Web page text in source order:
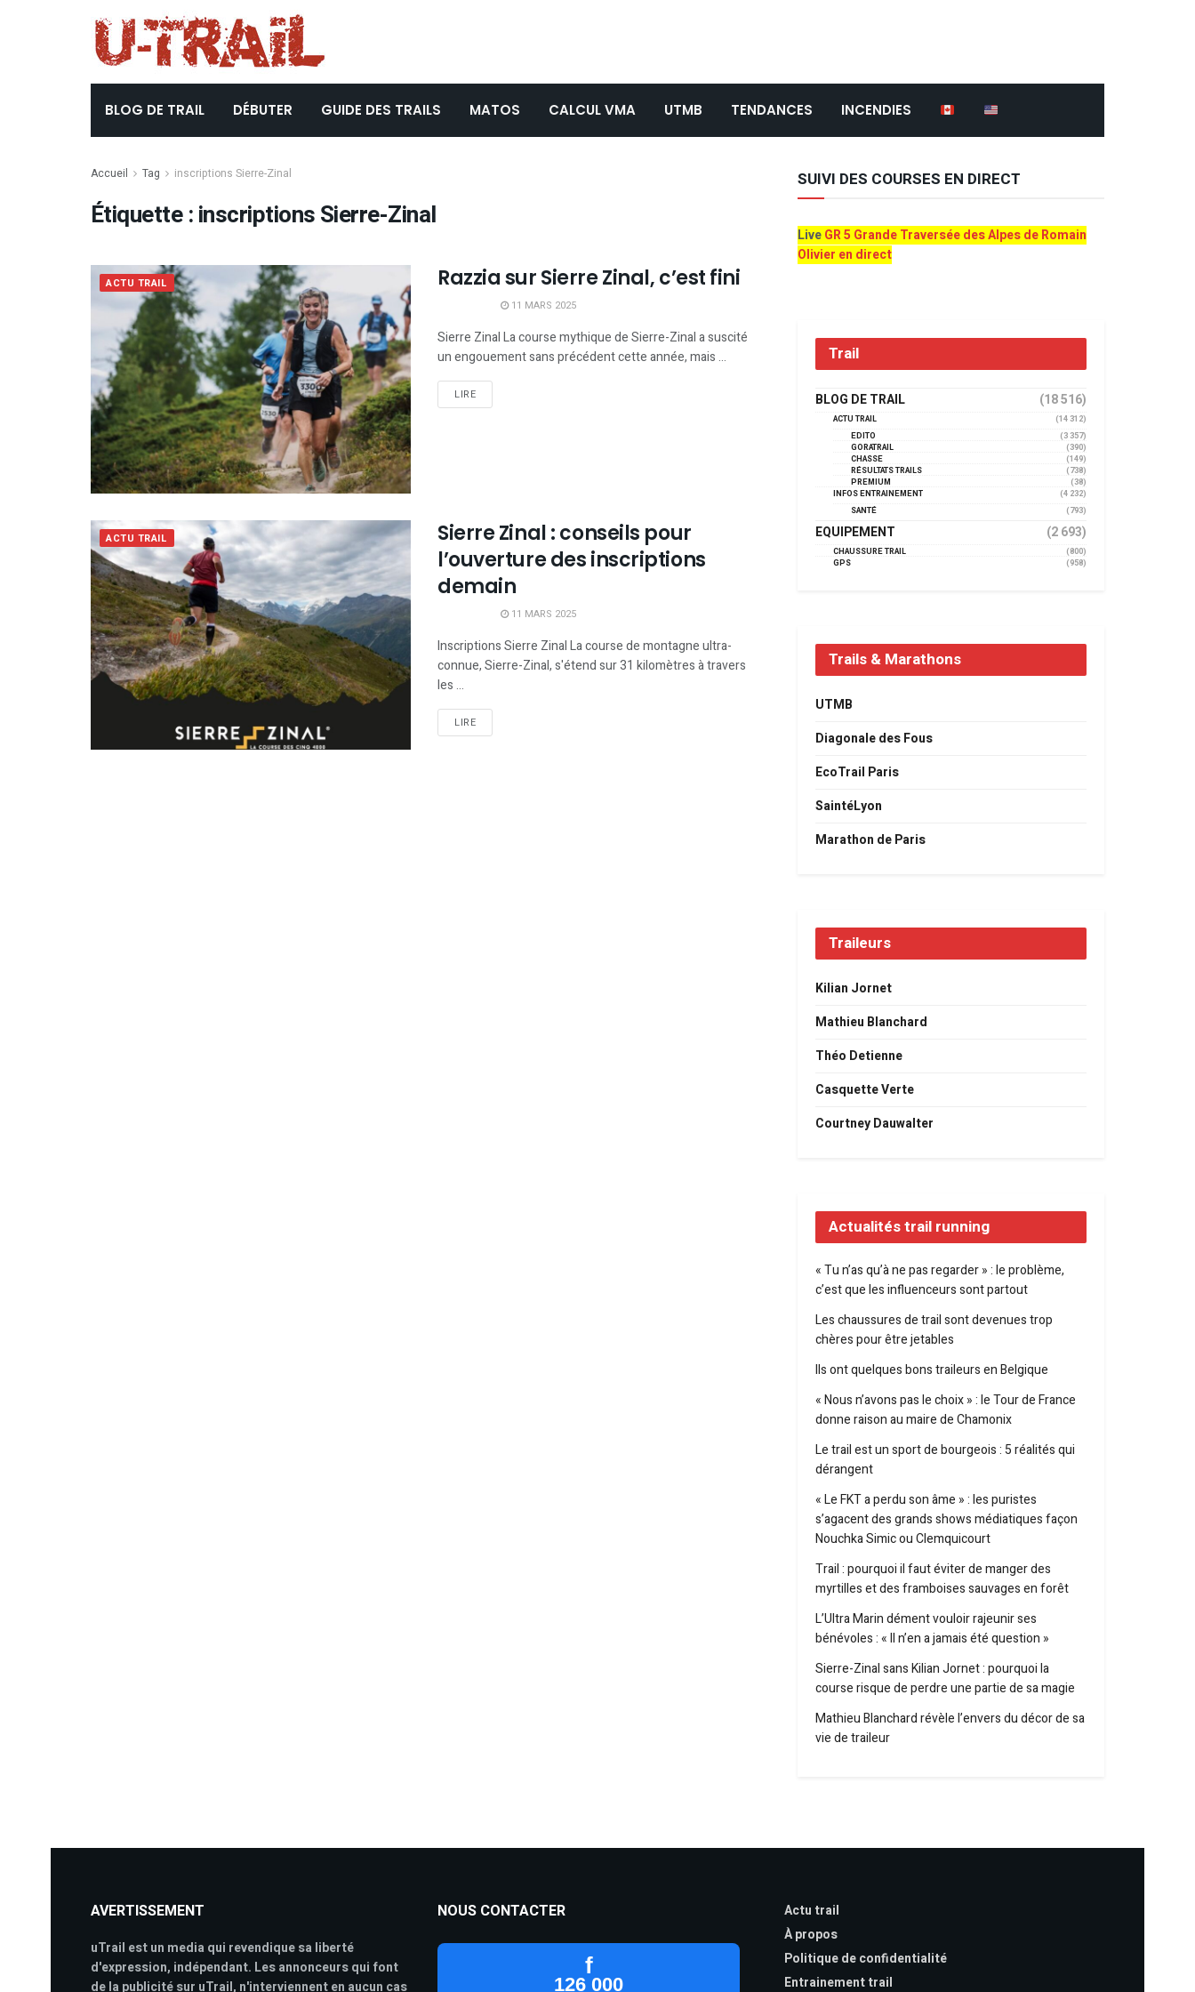
BLOG DE TRAIL DÉBUTER GUIDE DES TRAILS MATOS CALCUL VMA UTMB TENDANCES INCENDIES
Accueil Tag inscriptions Sierre-Zinal
Étiquette :inscriptions Sierre-Zinal
ACTU TRAIL Razzia sur Sierre Zinal, c’est fini
11 MARS 2025
Sierre Zinal La course mythique de Sierre-Zinal a suscité
un engouement sans précédent cette année, mais ...
LIRE
ACTU TRAIL
Sierre Zinal : conseils pour
l’ouverture des inscriptions
demain
11 MARS 2025
Inscriptions Sierre Zinal La course de montagne ultra-
connue, Sierre-Zinal, s'étend sur 31 kilomètres à travers
les ...
LIRE
SUIVI DES COURSES EN DIRECT
LiveGR 5 Grande Traversée des Alpes de Romain
Olivier en direct
Trail
BLOG DE TRAIL (18 516)
ACTU TRAIL
(14 312)
EDITO
(3 357)
GORATRAIL
(390)
CHASSE
(149)
RÉSULTATS TRAILS
(738)
PREMIUM
(38)
INFOS ENTRAINEMENT
(4 232)
SANTÉ
(793)
EQUIPEMENT (2 693)
CHAUSSURE TRAIL
(800)
GPS
(958)
Trails & Marathons
UTMB
Diagonale des Fous
EcoTrail Paris
SaintéLyon
Marathon de Paris
Traileurs
Kilian Jornet
Mathieu Blanchard
Théo Detienne
Casquette Verte
Courtney Dauwalter
Actualités trail running
« Tu n’as qu’à ne pas regarder » : le problème,
c’est que les influenceurs sont partout
Les chaussures de trail sont devenues trop
chères pour être jetables
Ils ont quelques bons traileurs en Belgique
« Nous n’avons pas le choix » : le Tour de France
donne raison au maire de Chamonix
Le trail est un sport de bourgeois : 5 réalités qui
dérangent
« Le FKT a perdu son âme » : les puristes
s’agacent des grands shows médiatiques façon
Nouchka Simic ou Clemquicourt
Trail : pourquoi il faut éviter de manger des
myrtilles et des framboises sauvages en forêt
L’Ultra Marin dément vouloir rajeunir ses
bénévoles : « Il n’en a jamais été question »
Sierre-Zinal sans Kilian Jornet : pourquoi la
course risque de perdre une partie de sa magie
Mathieu Blanchard révèle l’envers du décor de sa
vie de traileur
AVERTISSEMENT
uTrail est un media qui revendique sa liberté
d'expression, indépendant. Les annonceurs qui font
de la publicité sur uTrail, n'interviennent en aucun cas
NOUS CONTACTER
f
126 000
Actu trail
À propos
Politique de confidentialité
Entrainement trail